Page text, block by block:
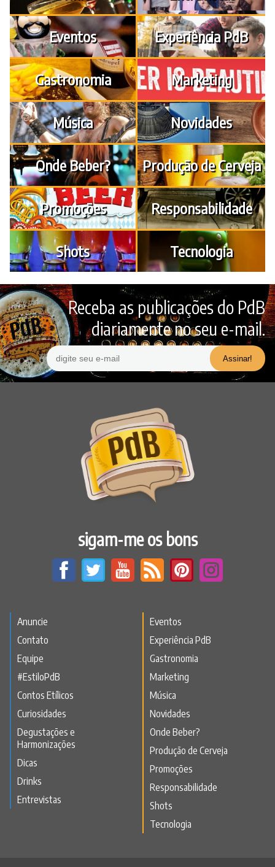
Eventos Experiência PdB
Gastronomia Marketing
Música Novidades
Onde Beber? Produção de Cerveja
Promoções Responsabilidade
Shots Tecnologia
Receba as publicações do PdB
diariamente no seu e-mail.
sigam-me os bons
Anuncie
Contato
Equipe
#EstiloPdB
Contos Etílicos
Curiosidades
Degustações e
Harmonizações
Dicas
Drinks
Entrevistas
Eventos
Experiência PdB
Gastronomia
Marketing
Música
Novidades
Onde Beber?
Produção de Cerveja
Promoções
Responsabilidade
Shots
Tecnologia